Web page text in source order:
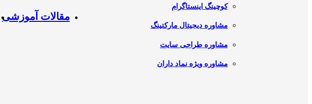
کوچینگ اینستاگرام
مشاوره دیجیتال مارکتینگ
مشاوره طراحی سایت
مشاوره ویژه نماد داران
مقالات آموزشی